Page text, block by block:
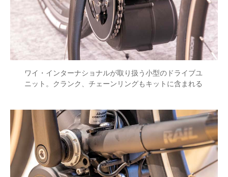
ワイ・インターナショナルが取り扱う小型のドライブユ
ニット。クランク、チェーンリングもキットに含まれる